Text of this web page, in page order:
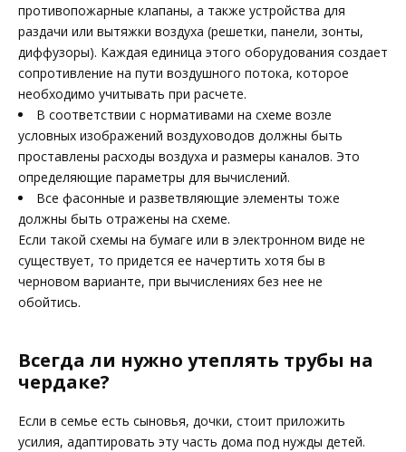
противопожарные клапаны, а также устройства для
раздачи или вытяжки воздуха (решетки, панели, зонты,
диффузоры). Каждая единица этого оборудования создает
сопротивление на пути воздушного потока, которое
необходимо учитывать при расчете.
В соответствии с нормативами на схеме возле
условных изображений воздуховодов должны быть
проставлены расходы воздуха и размеры каналов. Это
определяющие параметры для вычислений.
Все фасонные и разветвляющие элементы тоже
должны быть отражены на схеме.
Если такой схемы на бумаге или в электронном виде не
существует, то придется ее начертить хотя бы в
черновом варианте, при вычислениях без нее не
обойтись.
Всегда ли нужно утеплять трубы на
чердаке?
Если в семье есть сыновья, дочки, стоит приложить
усилия, адаптировать эту часть дома под нужды детей.